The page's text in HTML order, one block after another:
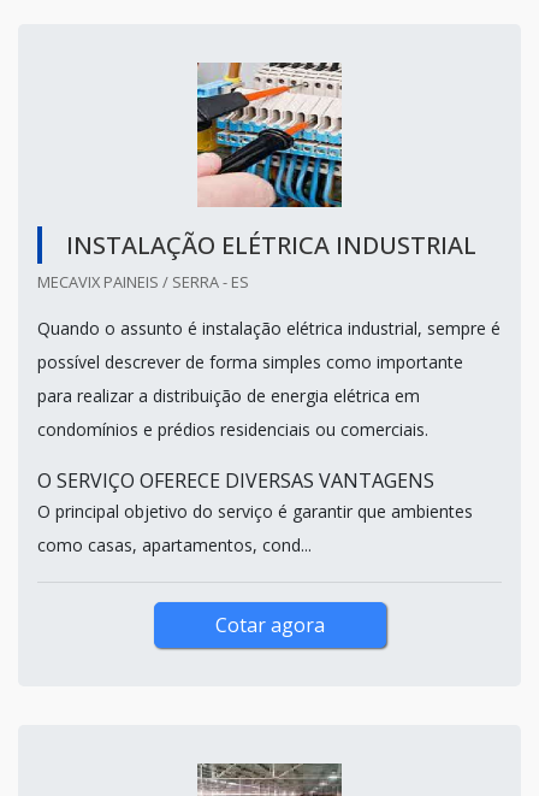
INSTALAÇÃO ELÉTRICA INDUSTRIAL
MECAVIX PAINEIS / SERRA - ES
Quando o assunto é instalação elétrica industrial, sempre é
possível descrever de forma simples como importante
para realizar a distribuição de energia elétrica em
condomínios e prédios residenciais ou comerciais.
O SERVIÇO OFERECE DIVERSAS VANTAGENS
O principal objetivo do serviço é garantir que ambientes
como casas, apartamentos, cond...
Cotar agora